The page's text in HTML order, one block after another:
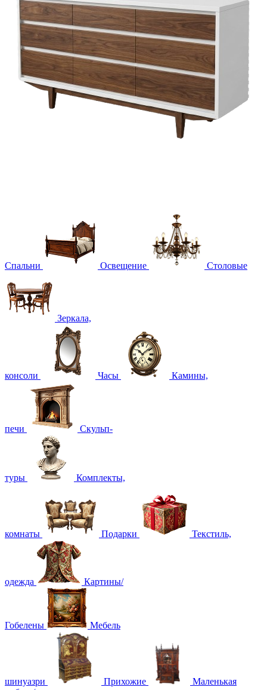
Спальни Освещение Столовые
Зеркала,
консоли Часы Камины,
печи Скульп-
туры Комплекты,
комнаты Подарки Текстиль,
одежда Картины/
Гобелены Мебель
шинуазри Прихожие
Маленькая